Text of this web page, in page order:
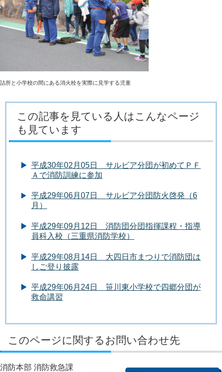
詰所と小学校の間にある消火栓を実際に見学する児童
この記事を見ている人はこんなページ
も見ています
平成30年02月05日 サルビア分団が初めてＰＦ
Ａで消防訓練に参加
平成29年06月07日 サルビア分団防火啓発（6
月）
平成29年09月12日 消防団分団指揮課程・指導
員科入校（三重県消防学校）
平成29年08月14日 大四日市まつりで消防団は
しご登り披露
平成29年06月24日 笹川東小学校で四郷分団が
救命講習
このページに関するお問い合わせ先
消防本部 消防救急課